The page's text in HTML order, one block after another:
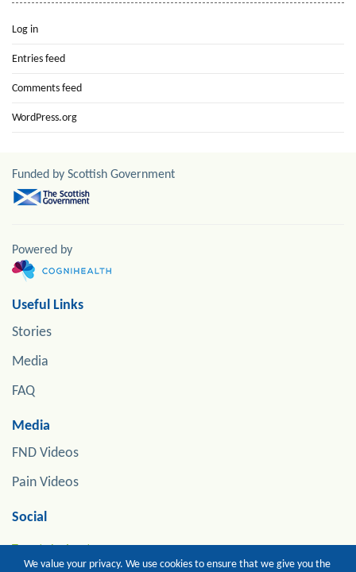
Log in
Entries feed
Comments feed
WordPress.org
We value your privacy. We use cookies to ensure that we give you the
Funded by Scottish Government
Powered by
Useful Links
Stories
Media
FAQ
Media
FND Videos
Pain Videos
Social